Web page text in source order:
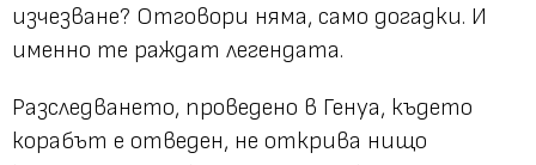
изчезване? Отговори няма, само догадки. И
именно те раждат легендата.
Разследването, проведено в Генуа, където
корабът е отведен, не открива нищо